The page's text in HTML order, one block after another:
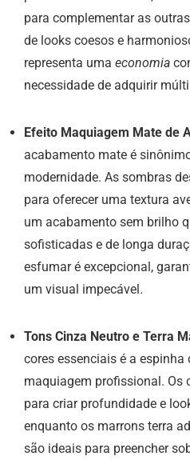
para complementar as
de looks coesos e
representa uma economia
necessidade de adquirir
Efeito Maquiagem Mate de
acabamento mate é
modernidade. As sombras
para oferecer uma textura
um acabamento sem brilho
sofisticadas e de longa
esfumar é excepcional,
um visual impecável.
Tons Cinza Neutro e Terra
cores essenciais é a
maquiagem profissional. Os
para criar profundidade e
enquanto os marrons terra
são ideais para preencher